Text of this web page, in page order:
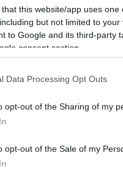
that this website/app uses
but not limited to
to Google and its third-party
consent section.
Data Processing Opt Outs
opt-out of the Sharing of my
opt-out of the Sale of my
σπάνιο θέαμα στον
Οίκο ακουγόταν
κατασκευή
Γκέιτζι
στο αήττητο (9-0)